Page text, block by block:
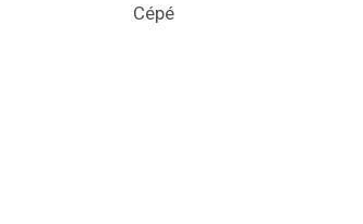
Cépé